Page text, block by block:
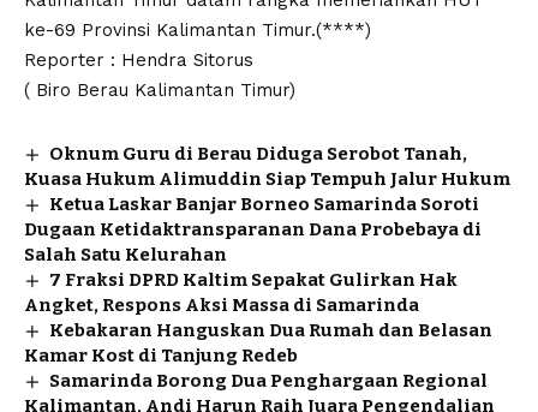
ke-69 Provinsi Kalimantan Timur.(****)
Reporter : Hendra Sitorus
( Biro Berau Kalimantan Timur)
Oknum Guru di Berau Diduga Serobot Tanah,
Kuasa Hukum Alimuddin Siap Tempuh Jalur Hukum
Ketua Laskar Banjar Borneo Samarinda Soroti
Dugaan Ketidaktransparanan Dana Probebaya di
Salah Satu Kelurahan
7 Fraksi DPRD Kaltim Sepakat Gulirkan Hak
Angket, Respons Aksi Massa di Samarinda
Kebakaran Hanguskan Dua Rumah dan Belasan
Kamar Kost di Tanjung Redeb
Samarinda Borong Dua Penghargaan Regional
Kalimantan, Andi Harun Raih Juara Pengendalian